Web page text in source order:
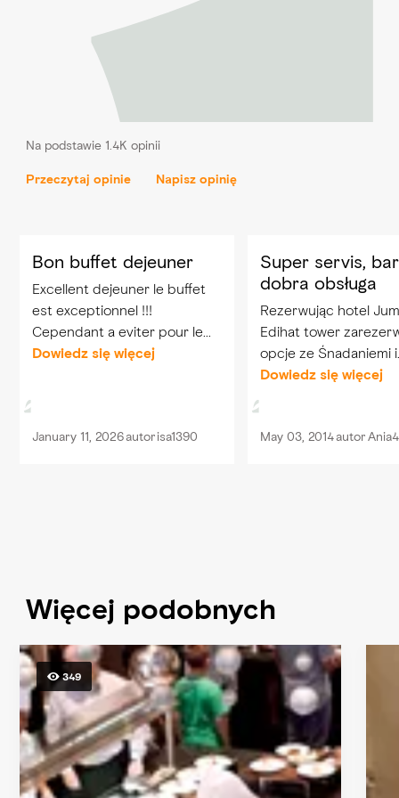
Na podstawie 1.4K opinii
Przeczytaj opinie Napisz opinię
Bon buffet dejeuner
Excellent dejeuner le buffet
est exceptionnel !!!
Cependant a eviter pour le
souper qui est beaucoup
Dowiedz się więcej
January 11, 2026autorisa1390
Super servis,
dobra obsługa
Rezerwując hotel
Edihat tower
opcje ze Śnadaniemi i
obiadokolacją.
pyszna kawa a na
Dowiedz się więcej
May 03, 2014autor
Więcej podobnych
349